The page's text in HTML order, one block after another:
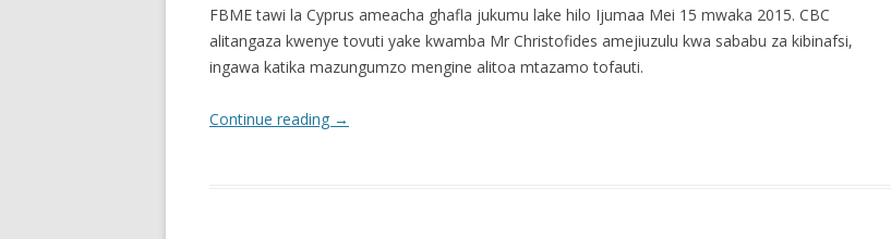
FBME tawi la Cyprus ameacha ghafla jukumu lake hilo Ijumaa Mei 15 mwaka 2015. CBC
alitangaza kwenye tovuti yake kwamba Mr Christofides amejiuzulu kwa sababu za kibinafsi,
ingawa katika mazungumzo mengine alitoa mtazamo tofauti.
Continue reading →